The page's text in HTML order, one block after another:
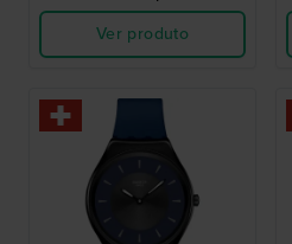
Ver produto